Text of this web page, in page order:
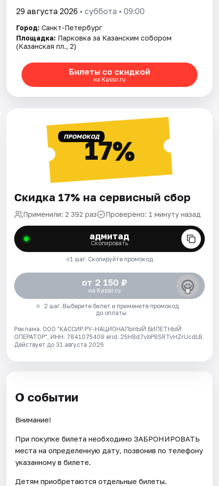
29 августа 2026 • суббота • 09:00
Город: Санкт-Петербург
Площадка: Парковка за Казанским собором
(Казанская пл., 2)
Билеты со скидкой
на Kassir.ru
ПРОМОКОД17%
Скидка 17% на сервисный сбор
Применили: 2 392 раз Проверено: 1 минуту назад
адмитад
Скопировать
1 шаг. Скопируйте промокод
от 2 150 ₽
на Kassir.ru
2 шаг. Выберите билет и примените промокод
до оплаты
Реклама. ООО "КАССИР.РУ-НАЦИОНАЛЬНЫЙ БИЛЕТНЫЙ
ОПЕРАТОР", ИНН: 7841075409 erid: 25H8d7vbP8SRTvHZrUcdLB.
Действует до 31 августа 2026
О событии
Внимание!
При покупке билета необходимо ЗАБРОНИРОВАТЬ
места на определенную дату, позвонив по телефону
указанному в билете.
Детям приобретаются отдельные билеты.